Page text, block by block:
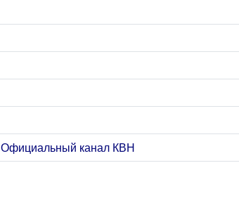
Официальный канал КВН